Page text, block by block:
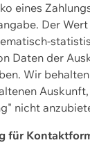
eines
Der
Daten der
Wir
nicht
für